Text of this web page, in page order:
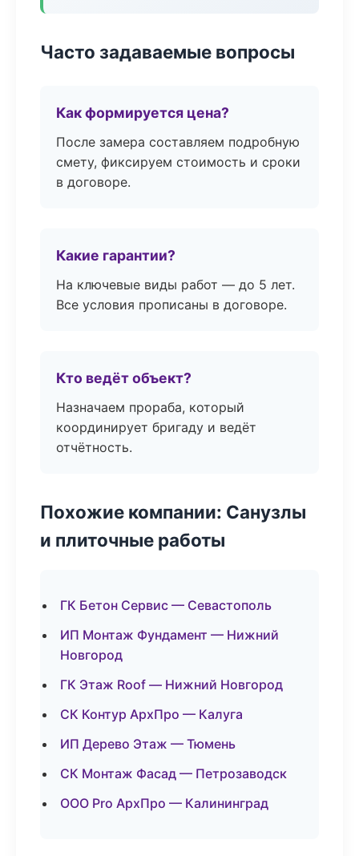
Часто задаваемые вопросы
Как формируется цена?
После замера составляем подробную
смету, фиксируем стоимость и сроки
в договоре.
Какие гарантии?
На ключевые виды работ — до 5 лет.
Все условия прописаны в договоре.
Кто ведёт объект?
Назначаем прораба, который
координирует бригаду и ведёт
отчётность.
Похожие компании: Санузлы
и плиточные работы
ГК Бетон Сервис — Севастополь
ИП Монтаж Фундамент — Нижний
Новгород
ГК Этаж Roof — Нижний Новгород
СК Контур АрхПро — Калуга
ИП Дерево Этаж — Тюмень
СК Монтаж Фасад — Петрозаводск
ООО Pro АрхПро — Калининград